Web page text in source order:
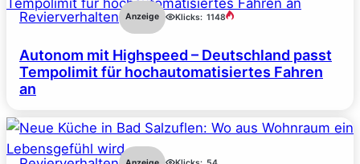
Revierverhalten Anzeige Klicks: 1148
Autonom mit Highspeed – Deutschland passt
Tempolimit für hochautomatisiertes Fahren
an